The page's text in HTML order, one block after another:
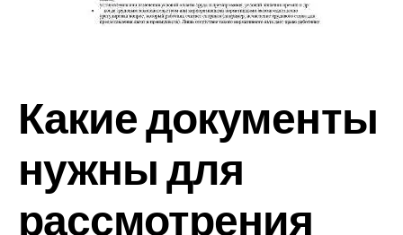
Какие документы
нужны для
рассмотрения